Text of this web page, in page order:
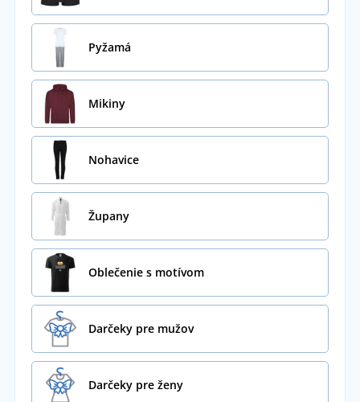
Pyžamá
Mikiny
Nohavice
Župany
Oblečenie s motívom
Darčeky pre mužov
Darčeky pre ženy